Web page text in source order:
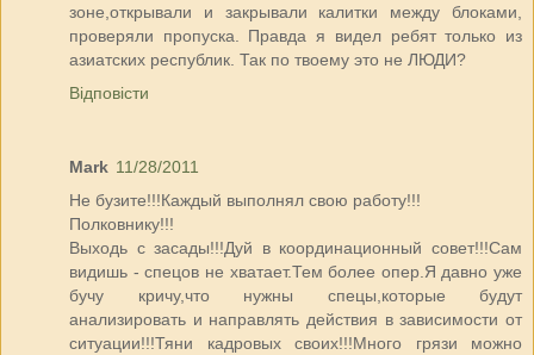
зоне,открывали и закрывали калитки между блоками,
проверяли пропуска. Правда я видел ребят только из
азиатских республик. Так по твоему это не ЛЮДИ?
Відповісти
Mark 11/28/2011
Не бузите!!!Каждый выполнял свою работу!!!
Полковнику!!!
Выходь с засады!!!Дуй в координационный совет!!!Сам
видишь - спецов не хватает.Тем более опер.Я давно уже
бучу кричу,что нужны спецы,которые будут
анализировать и направлять действия в зависимости от
ситуации!!!Тяни кадровых своих!!!Много грязи можно